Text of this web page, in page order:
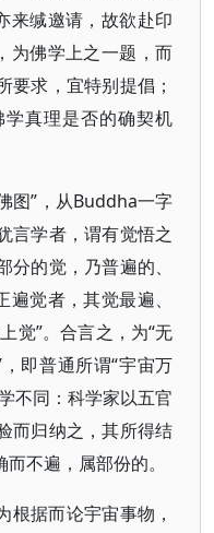
来缄邀请，故欲赴印
为佛学上之一题，而
要求，宜特别提倡；
真理是否的确契机
图”，从Buddha一字
言学者，谓有觉悟之
的觉，乃普遍的、
觉者，其觉最遍、
觉”。合言之，为“无
即普通所谓“宇宙万
不同：科学家以五官
而归纳之，其所得结
不遍，属部份的。
根据而论宇宙事物，